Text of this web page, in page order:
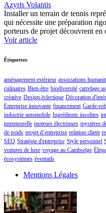
Azyris Volantis
Installer un terrain de tennis
qui nécessite une préparation
porteurs de projet découvrent
Voir article
Étiquettes
aménagement extérieur associations
culinaires Bien-être biodiversité carrelage
créative Design éclectique Décoration
Entreprise innovante financement Garde-
industrie automobile Ingrédients insolites
intemporelle moteurs électriques mystères
de poids projet d’entreprise relation client
SEO Stratégie d'entreprise Style personnel
voitures de luxe voyage au Cambodge
écosystèmes éventails
Mentions Légales